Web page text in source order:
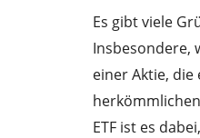
Es gibt viele
Insbesondere,
einer Aktie,
ETF ist es